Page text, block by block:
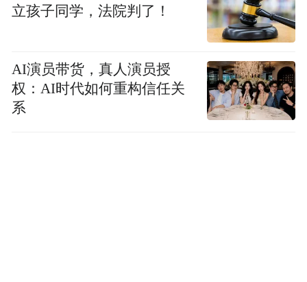
立孩子同学，法院判了！
AI演员带货，真人演员授
权：AI时代如何重构信任关
系